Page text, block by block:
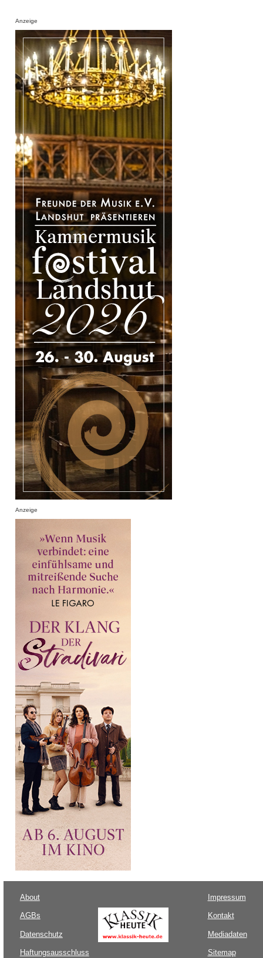
Anzeige
Anzeige
About
AGBs
Datenschutz
Haftungsausschluss
Impressum
Kontakt
Mediadaten
Sitemap